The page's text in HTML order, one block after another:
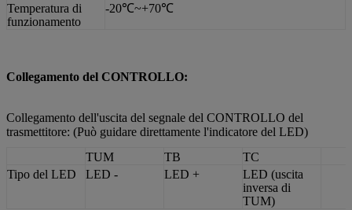
Temperatura di
funzionamento
-20℃~+70℃
Collegamento del CONTROLLO:
Collegamento dell'uscita del segnale del CONTROLLO del
trasmettitore: (Può guidare direttamente l'indicatore del LED)
TUM
TB
TC
Tipo del LED
LED - LED +
LED (uscita
inversa di
TUM)